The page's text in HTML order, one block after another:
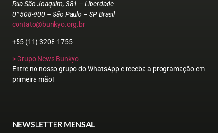
Rua São Joaquim, 381 – Liberdade
01508-900 – São Paulo – SP Brasil
contato@bunkyo.org.br
+55 (11) 3208-1755
> Grupo News Bunkyo
Entre no nosso grupo do WhatsApp e receba a programação em
primeira mão!
NEWSLETTER MENSAL